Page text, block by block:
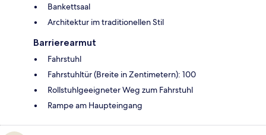
Bankettsaal
Architektur im traditionellen Stil
Barrierearmut
Fahrstuhl
Fahrstuhltür (Breite in Zentimetern): 100
Rollstuhlgeeigneter Weg zum Fahrstuhl
Rampe am Haupteingang